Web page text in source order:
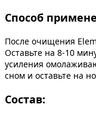
Способ
После очищения
Оставьте на 8-10
усиления
сном и оставьте на
Состав: